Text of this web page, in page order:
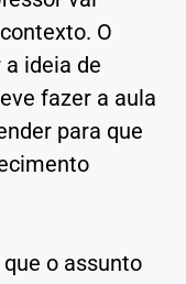
O
ideia de
fazer a aula
para que
o assunto